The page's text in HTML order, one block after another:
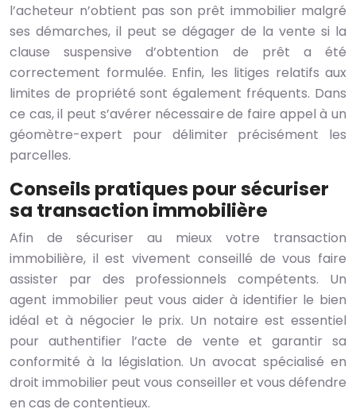
l’acheteur n’obtient pas son prêt immobilier malgré
ses démarches, il peut se dégager de la vente si la
clause suspensive d’obtention de prêt a été
correctement formulée. Enfin, les litiges relatifs aux
limites de propriété sont également fréquents. Dans
ce cas, il peut s’avérer nécessaire de faire appel à un
géomètre-expert pour délimiter précisément les
parcelles.
Conseils pratiques pour sécuriser
sa transaction immobilière
Afin de sécuriser au mieux votre transaction
immobilière, il est vivement conseillé de vous faire
assister par des professionnels compétents. Un
agent immobilier peut vous aider à identifier le bien
idéal et à négocier le prix. Un notaire est essentiel
pour authentifier l’acte de vente et garantir sa
conformité à la législation. Un avocat spécialisé en
droit immobilier peut vous conseiller et vous défendre
en cas de contentieux.